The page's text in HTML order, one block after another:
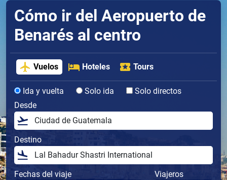
Cómo ir del Aeropuerto de
Benarés al centro
Vuelos Hoteles Tours
Ida y vuelta Solo ida
Solo directos
Desde
Destino
Fechas del viaje Viajeros